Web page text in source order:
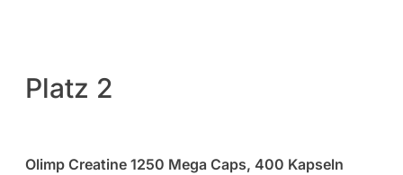
Platz 2
Olimp Creatine 1250 Mega Caps, 400 Kapseln